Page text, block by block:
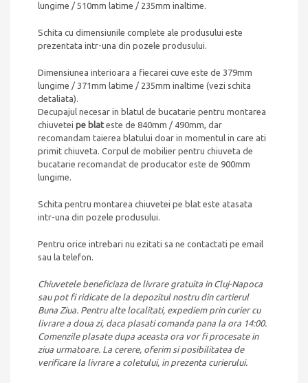
lungime / 510mm latime / 235mm inaltime.
Schita cu dimensiunile complete ale produsului este
prezentata intr-una din pozele produsului.
Dimensiunea interioara a fiecarei cuve este de 379mm
lungime / 371mm latime / 235mm inaltime (vezi schita
detaliata).
Decupajul necesar in blatul de bucatarie pentru montarea
chiuvetei pe blateste de 840mm / 490mm, dar
recomandam taierea blatului doar in momentul in care ati
primit chiuveta. Corpul de mobilier pentru chiuveta de
bucatarie recomandat de producator este de 900mm
lungime.
Schita pentru montarea chiuvetei pe blat este atasata
intr-una din pozele produsului.
Pentru orice intrebari nu ezitati sa ne contactati pe email
sau la telefon.
Chiuvetele beneficiaza de livrare gratuita in Cluj-Napoca
sau pot fi ridicate de la depozitul nostru din cartierul
Buna Ziua. Pentru alte localitati, expediem prin curier cu
livrare a doua zi, daca plasati comanda pana la ora 14:00.
Comenzile plasate dupa aceasta ora vor fi procesate in
ziua urmatoare. La cerere, oferim si posibilitatea de
verificare la livrare a coletului, in prezenta curierului.